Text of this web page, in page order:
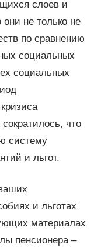
слоев и
они не только не
по сравнению
социальных
социальных
что
систему
и льгот.
и льготах
материалах
пенсионера –